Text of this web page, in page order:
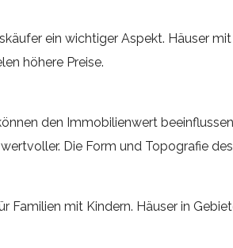
ein wichtiger Aspekt. Häuser
höhere Preise.
den Immobilienwert
Die Form und Topografie
Familien mit Kindern. Häuser in